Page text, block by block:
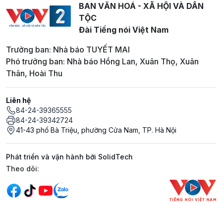
BAN VĂN HOÁ - XÃ HỘI VÀ DÂN
TỘC
Đài Tiếng nói Việt Nam
Trưởng ban: Nhà báo TUYẾT MAI
Phó trưởng ban: Nhà báo Hồng Lan, Xuân Thọ, Xuân
Thân, Hoài Thu
Liên hệ
84-24-39365555
84-24-39342724
41-43 phố Bà Triệu, phường Cửa Nam, TP. Hà Nội
Phát triển và vận hành bởi SolidTech
Mạng xã hội
Theo dõi: